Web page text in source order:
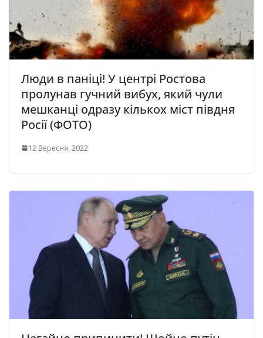
Люди в паніці! У центрі Ростова
пролунав гучний вибух, який чули
мешканці одразу кількох міст півдня
Росії (ФОТО)
12 Вересня, 2022